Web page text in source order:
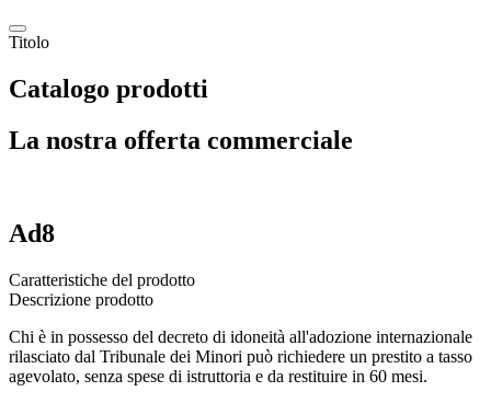
Titolo
Catalogo prodotti
La nostra offerta commerciale
Ad8
Caratteristiche del prodotto
Descrizione prodotto
Chi è in possesso del decreto di idoneità all'adozione internazionale
rilasciato dal Tribunale dei Minori può richiedere un prestito a tasso
agevolato, senza spese di istruttoria e da restituire in 60 mesi.